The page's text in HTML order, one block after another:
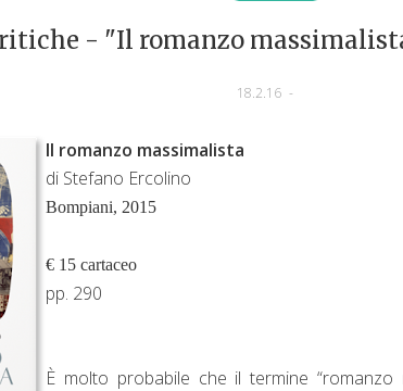
- "Il romanzo
18.2.16 -
Il romanzo massimalista
di Stefano Ercolino
Bompiani, 2015
€ 15 cartaceo
pp. 290
È molto probabile che il termine “romanzo